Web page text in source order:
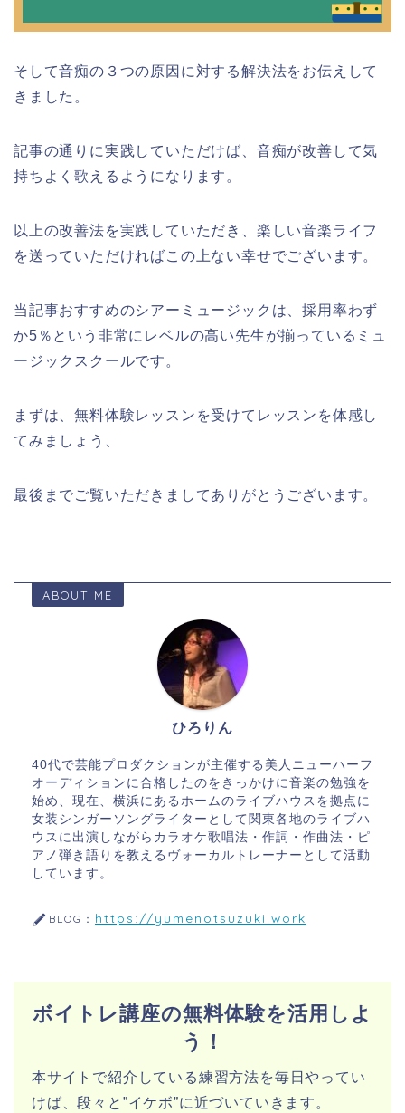
そして音痴の３つの原因に対する解決法をお伝えして
きました。
記事の通りに実践していただけば、音痴が改善して気
持ちよく歌えるようになります。
以上の改善法を実践していただき、楽しい音楽ライフ
を送っていただければこの上ない幸せでございます。
当記事おすすめのシアーミュージックは、採用率わず
か5％という非常にレベルの高い先生が揃っているミュ
ージックスクールです。
まずは、無料体験レッスンを受けてレッスンを体感し
てみましょう、
最後までご覧いただきましてありがとうございます。
ABOUT ME
ひろりん
40代で芸能プロダクションが主催する美人ニューハーフ
オーディションに合格したのをきっかけに音楽の勉強を
始め、現在、横浜にあるホームのライブハウスを拠点に
女装シンガーソングライターとして関東各地のライブハ
ウスに出演しながらカラオケ歌唱法・作詞・作曲法・ピ
アノ弾き語りを教えるヴォーカルトレーナーとして活動
しています。
BLOG： https://yumenotsuzuki.work
ボイトレ講座の無料体験を活用しよ
う！
本サイトで紹介している練習方法を毎日やってい
けば、段々と”イケボ”に近づいていきます。